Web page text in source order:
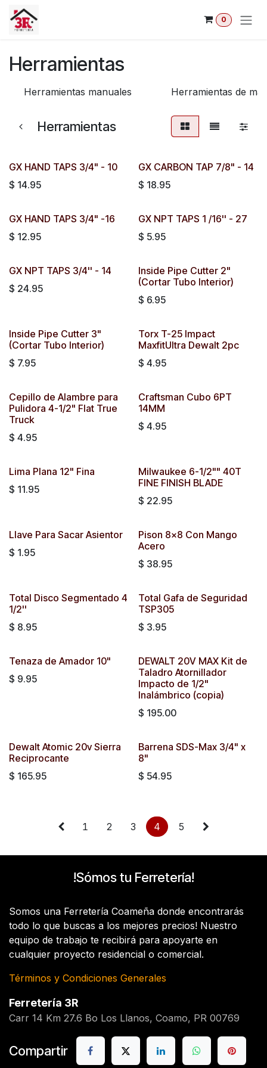
Ir al contenido
0
Herramientas
Herramientas manuales Herramientas de
Herramientas
GX HAND TAPS 3/4" - 10
$ 14.95
GX CARBON TAP 7/8" - 14
$ 18.95
GX HAND TAPS 3/4" -16
$ 12.95
GX NPT TAPS 1 /16'' - 27
$ 5.95
GX NPT TAPS 3/4'' - 14
$ 24.95
Inside Pipe Cutter 2"
(Cortar Tubo Interior)
$ 6.95
Inside Pipe Cutter 3"
(Cortar Tubo Interior)
$ 7.95
Torx T-25 Impact
MaxfitUltra Dewalt 2pc
$ 4.95
Cepillo de Alambre para
Pulidora 4-1/2" Flat True
Truck
$ 4.95
Craftsman Cubo 6PT
14MM
$ 4.95
Lima Plana 12" Fina
$ 11.95
Milwaukee 6-1/2"" 40T
FINE FINISH BLADE
$ 22.95
Llave Para Sacar Asientor
$ 1.95
Pison 8x8 Con Mango
Acero
$ 38.95
Total Disco Segmentado 4
1/2''
$ 8.95
Total Gafa de Seguridad
TSP305
$ 3.95
Tenaza de Amador 10"
$ 9.95
DEWALT 20V MAX Kit de
Taladro Atornillador
Impacto de 1/2"
Inalámbrico (copia)
$ 195.00
Dewalt Atomic 20v Sierra
Reciprocante
$ 165.95
Barrena SDS-Max 3/4" x
8"
$ 54.95
1 2 3 4 5
!Sómos tu Ferretería!
Somos una Ferretería Coameña donde encontrarás
todo lo que buscas a los mejores precios! Nuestro
equipo de trabajo te recibirá para apoyarte en
cualquier proyecto residencial o comercial.
Términos y Condiciones Generales
Ferretería 3R
Carr 14 Km 27.6 Bo Los Llanos, Coamo, PR 00769
Compartir